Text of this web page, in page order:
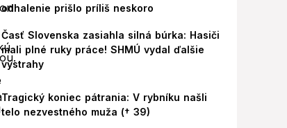
odhalenie prišlo príliš neskoro
Časť Slovenska zasiahla silná búrka: Hasiči
mali plné ruky práce! SHMÚ vydal ďalšie
výstrahy
Tragický koniec pátrania: V rybníku našli
telo nezvestného muža († 39)